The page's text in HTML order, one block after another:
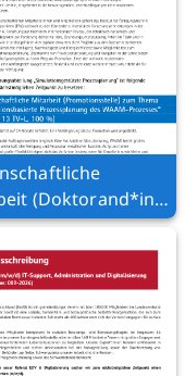
(Doktorand*in;
zum Thema
des
Prozesses“ (EntgGr.
L, 100 %)